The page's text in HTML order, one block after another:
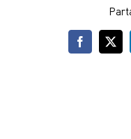
Facebook
X